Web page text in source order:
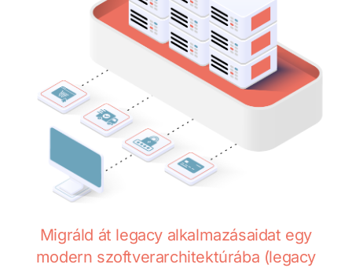
Migráld át legacy alkalmazásaidat egy
modern szoftverarchitektúrába (legacy